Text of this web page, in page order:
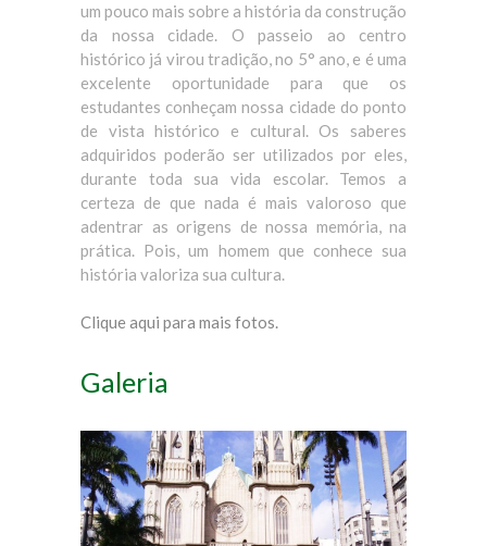
um pouco mais sobre a história da construção
da nossa cidade. O passeio ao centro
histórico já virou tradição, no 5° ano, e é uma
excelente oportunidade para que os
estudantes conheçam nossa cidade do ponto
de vista histórico e cultural. Os saberes
adquiridos poderão ser utilizados por eles,
durante toda sua vida escolar. Temos a
certeza de que nada é mais valoroso que
adentrar as origens de nossa memória, na
prática. Pois, um homem que conhece sua
história valoriza sua cultura.
Clique aqui para mais fotos.
Galeria